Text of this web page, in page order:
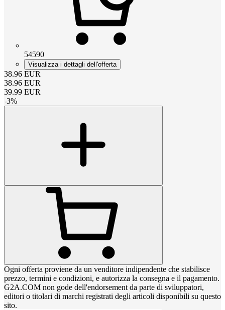
54590
Visualizza i dettagli dell'offerta
38.96 EUR
38.96 EUR
39.99 EUR
-3%
Ogni offerta proviene da un venditore indipendente che stabilisce
prezzo, termini e condizioni, e autorizza la consegna e il pagamento.
G2A.COM non gode dell'endorsement da parte di sviluppatori,
editori o titolari di marchi registrati degli articoli disponibili su questo
sito.